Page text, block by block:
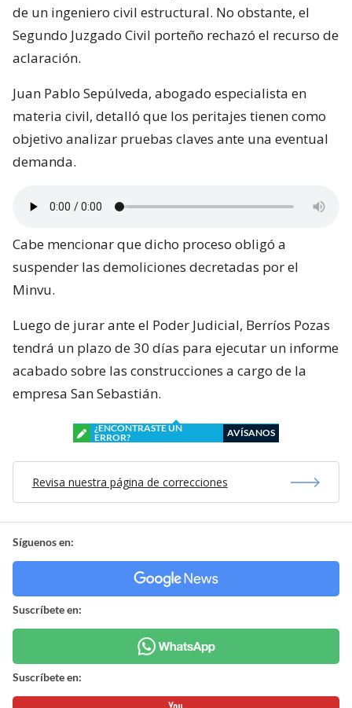
de un ingeniero civil estructural. No obstante, el
Segundo Juzgado Civil porteño rechazó el recurso de
aclaración.
Juan Pablo Sepúlveda, abogado especialista en
materia civil, detalló que los peritajes tienen como
objetivo analizar pruebas claves ante una eventual
demanda.
Cabe mencionar que dicho proceso obligó a
suspender las demoliciones decretadas por el
Minvu.
Luego de jurar ante el Poder Judicial, Berríos Pozas
tendrá un plazo de 30 días para ejecutar un informe
acabado sobre las construcciones a cargo de la
empresa San Sebastián.
¿ENCONTRASTE UN
ERROR?
AVÍSANOS
Revisa nuestra página de correcciones
Síguenos en:
Suscríbete en:
Suscríbete en: